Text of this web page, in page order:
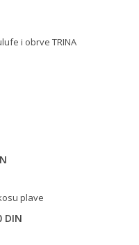
i obrve TRINA
plave
DIN